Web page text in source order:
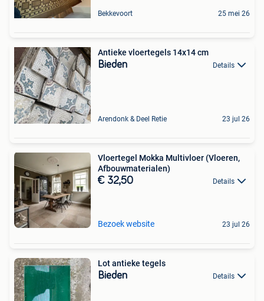
Bekkevoort 25 mei 26
Antieke vloertegels 14x14 cm
Bieden Details
Arendonk & Deel Retie 23 jul 26
Vloertegel Mokka Multivloer (Vloeren,
Afbouwmaterialen)
€ 32,50 Details
Bezoek website 23 jul 26
Lot antieke tegels
Bieden Details